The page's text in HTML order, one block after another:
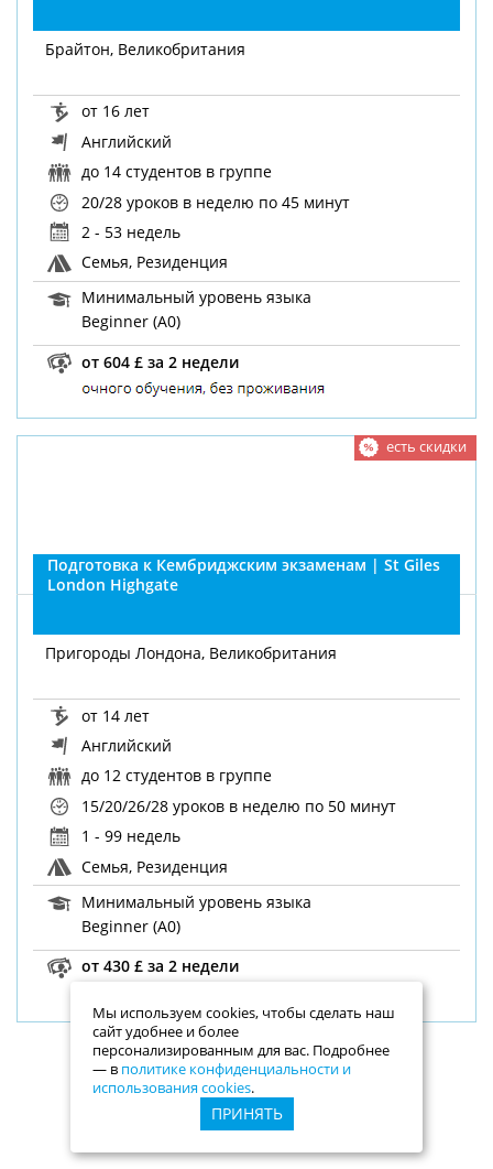
Брайтон, Великобритания
от 16 лет
Английский
до 14 студентов в группе
20/28 уроков в неделю по 45 минут
2 - 53 недель
Семья, Резиденция
Минимальный уровень языка
Beginner (A0)
от 604 £ за 2 недели
Подготовка к Кембриджским экзаменам | St Giles
London Highgate
есть скидки
Пригороды Лондона, Великобритания
от 14 лет
Английский
до 12 студентов в группе
15/20/26/28 уроков в неделю по 50 минут
1 - 99 недель
Семья, Резиденция
Минимальный уровень языка
Beginner (A0)
от 430 £ за 2 недели
ПОКАЗАТЬ ЕЩЁ
Страница 1 2
Мы используем cookies, чтобы сделать наш
сайт удобнее и более
персонализированным для вас. Подробнее
— в политике конфиденциальности и
использования cookies.
ПРИНЯТЬ